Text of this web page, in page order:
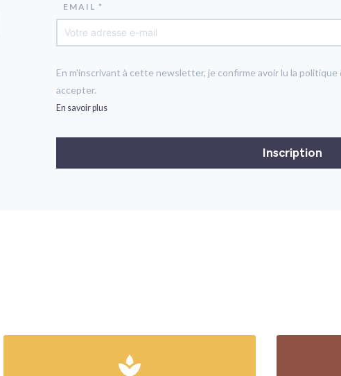
EMAIL *
En m'inscrivant à cette newsletter, je confirme avoir lu la
accepter.
En savoir plus
spa